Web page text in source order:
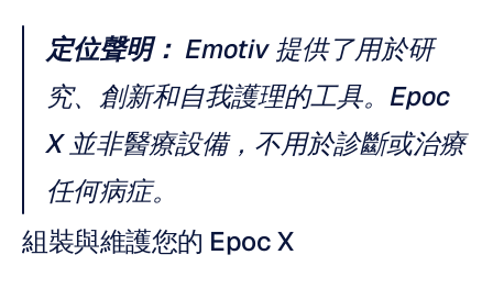
定位聲明： Emotiv 提供了用於研
究、創新和自我護理的工具。Epoc
X 並非醫療設備，不用於診斷或治療
任何病症。
組裝與維護您的 Epoc X